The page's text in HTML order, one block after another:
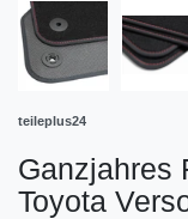
teileplus24
Ganzjahres
Toyota